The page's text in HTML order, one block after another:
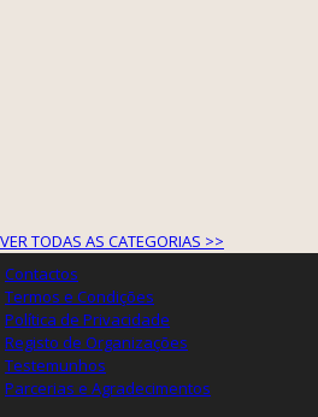
VER TODAS AS CATEGORIAS >>
Contactos
Termos e Condições
Política de Privacidade
Registo de Organizações
Testemunhos
Parcerias e Agradecimentos